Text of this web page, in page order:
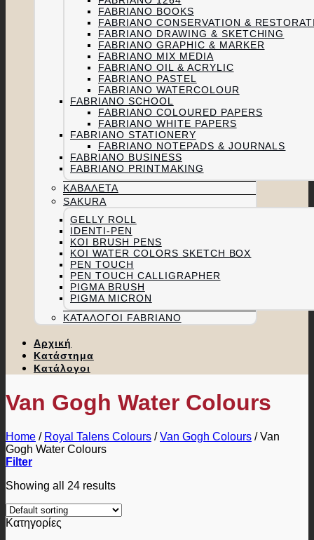
FABRIANO BOOKS
FABRIANO CONSERVATION &
FABRIANO DRAWING & SKETCHING
FABRIANO GRAPHIC & MARKER
FABRIANO MIX MEDIA
FABRIANO OIL & ACRYLIC
FABRIANO PASTEL
FABRIANO WATERCOLOUR
FABRIANO SCHOOL
FABRIANO COLOURED PAPERS
FABRIANO WHITE PAPERS
FABRIANO STATIONERY
FABRIANO NOTEPADS & JOURNALS
FABRIANO BUSINESS
FABRIANO PRINTMAKING
ΚΑΒΑΛΈΤΑ
SAKURA
GELLY ROLL
IDENTI-PEN
KOI BRUSH PENS
KOI WATER COLORS SKETCH BOX
PEN TOUCH
PEN TOUCH CALLIGRAPHER
PIGMA BRUSH
PIGMA MICRON
ΚΑΤΆΛΟΓΟΙ FABRIANO
Αρχική
Κατάστημα
Κατάλογοι
Van Gogh Water Colours
Home / Royal Talens Colours / Van Gogh Colours /Van
Gogh Water Colours
Filter
Showing all 24 results
Κατηγορίες